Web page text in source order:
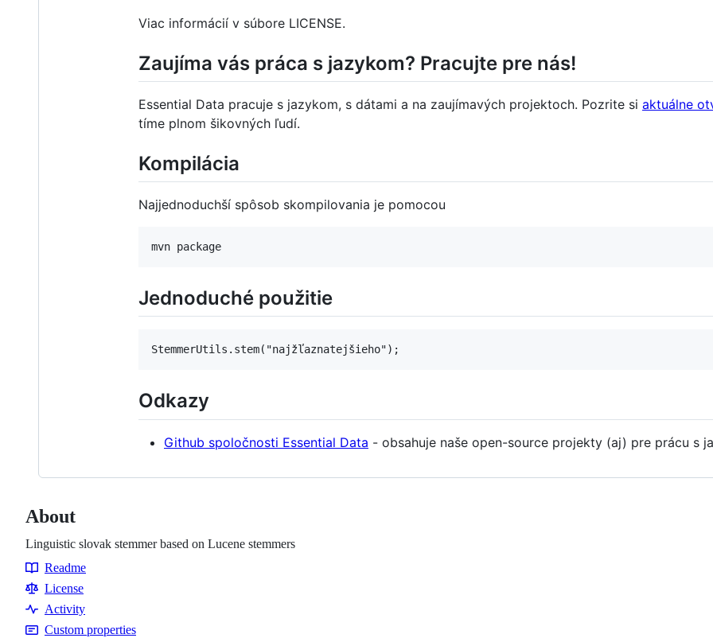
Viac informácií v súbore LICENSE.
Zaujíma vás práca s jazykom? Pracujte pre nás!
Essential Data pracuje s jazykom, s dátami a na zaujímavých projektoch. Pozrite si aktuálne
tíme plnom šikovných ľudí.
Kompilácia
Najjednoduchší spôsob skompilovania je pomocou
Jednoduché použitie
Odkazy
Github spoločnosti Essential Data - obsahuje naše open-source projekty (aj) pre prácu s
About
Linguistic slovak stemmer based on Lucene stemmers
Resources
Readme
License
Activity
Custom properties